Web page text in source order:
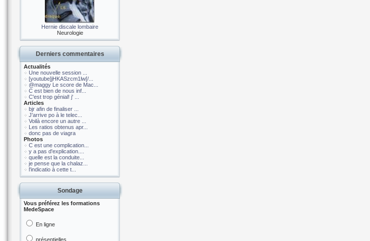
Hernie discale lombaire
Neurologie
Derniers commentaires
Actualités
Une nouvelle session ...
[youtube]jHKASzcm1lw[/...
@maggy Le score de Mac...
C est bien de nous inf...
C'est trop génial! j' ...
Articles
bjr afin de finaliser ...
J'arrive po à le telec...
Voilà encore un autre ...
Les ratios obtenus apr...
donc pas de viagra
Photos
C est une complication...
y a pas d'explication....
quelle est la conduite...
je pense que la chalaz...
l'indicatio à cette t...
Sondage
Vous préférez les formations
MedeSpace
En ligne
présentielles